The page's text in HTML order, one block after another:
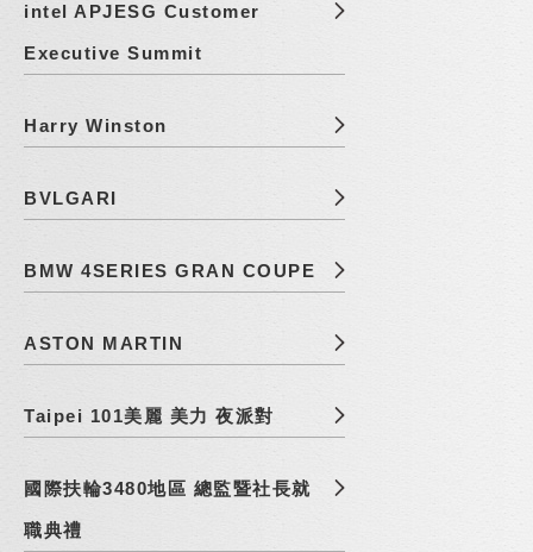
intel APJESG Customer
Executive Summit
Harry Winston
BVLGARI
BMW 4SERIES GRAN COUPE
ASTON MARTIN
Taipei 101美麗 美力 夜派對
國際扶輪3480地區 總監暨社長就
職典禮